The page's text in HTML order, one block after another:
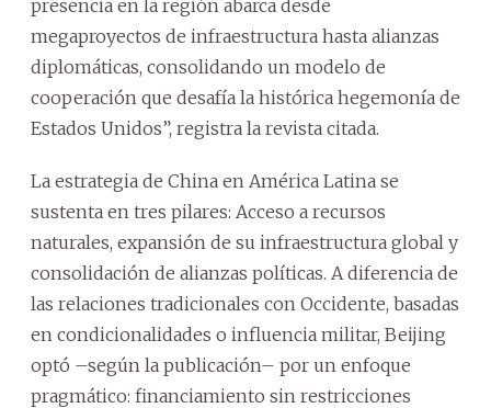
presencia en la región abarca desde
megaproyectos de infraestructura hasta alianzas
diplomáticas, consolidando un modelo de
cooperación que desafía la histórica hegemonía de
Estados Unidos”, registra la revista citada.
La estrategia de China en América Latina se
sustenta en tres pilares: Acceso a recursos
naturales, expansión de su infraestructura global y
consolidación de alianzas políticas. A diferencia de
las relaciones tradicionales con Occidente, basadas
en condicionalidades o influencia militar, Beijing
optó –según la publicación– por un enfoque
pragmático: financiamiento sin restricciones